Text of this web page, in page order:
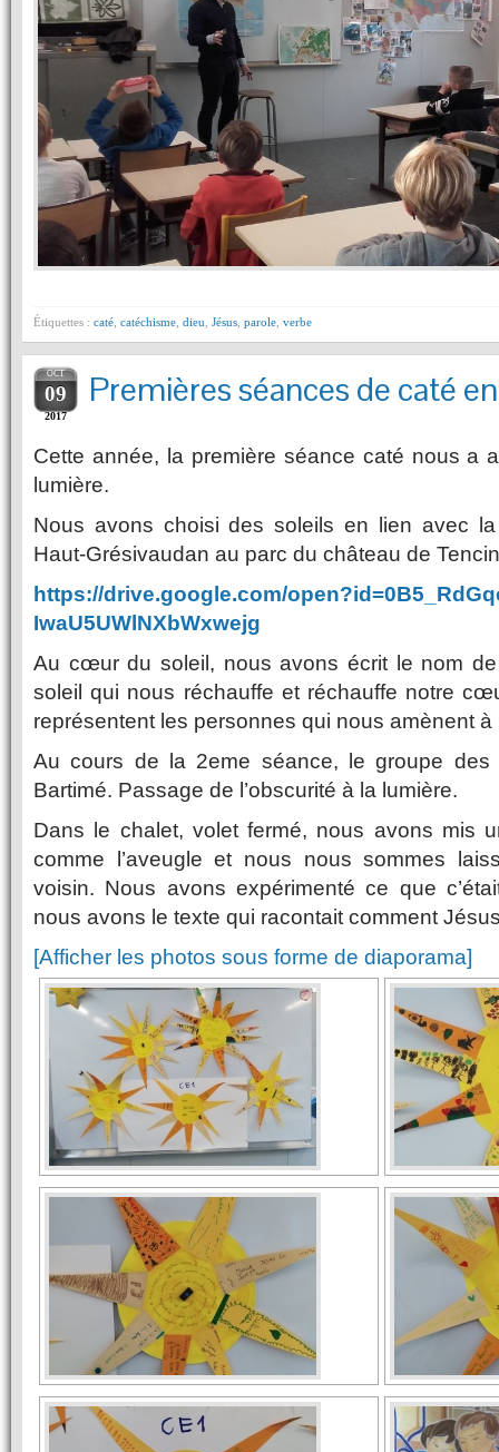
Étiquettes : caté catéchisme dieu Jésus parole verbe
OCT
09
2017
Premières séances de caté
Cette année, la première séance caté nous a
lumière.
Nous avons choisi des soleils en lien avec
Haut-Grésivaudan au parc du château de
https://drive.google.com/open?
IwaU5UWlNXbWxwejg
Au cœur du soleil, nous avons écrit le nom
soleil qui nous réchauffe et réchauffe notre
représentent les personnes qui nous amènent à
Au cours de la 2eme séance, le groupe des
Bartimé. Passage de l’obscurité à la lumière.
Dans le chalet, volet fermé, nous avons mis
comme l’aveugle et nous nous sommes
voisin. Nous avons expérimenté ce que
nous avons le texte qui racontait comment
[Afficher les photos sous forme de diaporama]